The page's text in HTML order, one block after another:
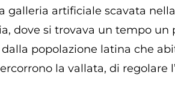
galleria artificiale scavata
dove si trovava un tempo un
popolazione latina che
la vallata, di regolare